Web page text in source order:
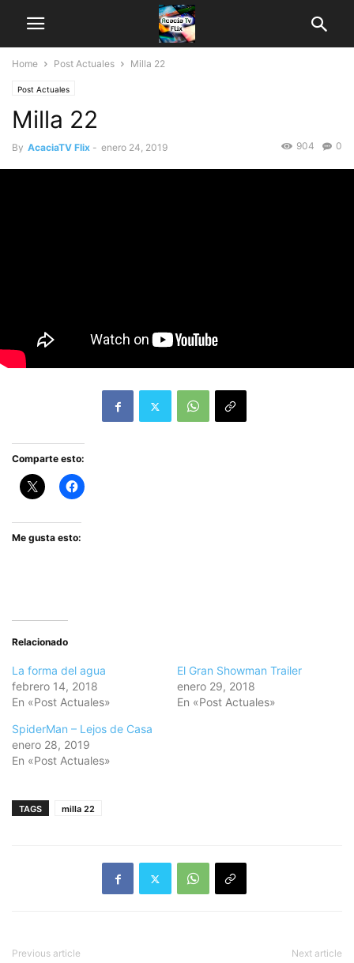
Home Post Actuales Milla 22
Post Actuales
Milla 22
By AcaciaTV Flix - enero 24, 2019 0
904
Comparte esto:
Me gusta esto:
Relacionado
La forma del agua
febrero 14, 2018
En «Post Actuales»
El Gran Showman Trailer
enero 29, 2018
En «Post Actuales»
SpiderMan – Lejos de Casa
enero 28, 2019
En «Post Actuales»
TAGS milla 22
Previous article Next article